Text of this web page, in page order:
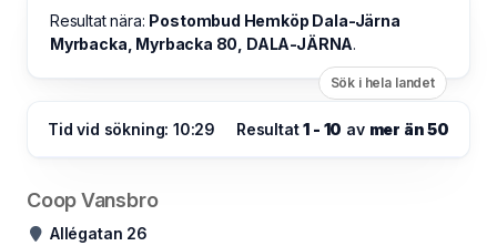
Resultat nära: Postombud Hemköp Dala-Järna
Myrbacka, Myrbacka 80, DALA-JÄRNA.
Sök i hela landet
Tid vid sökning: 10:29 Resultat1 - 10 av mer än 50
Coop Vansbro
Allégatan 26